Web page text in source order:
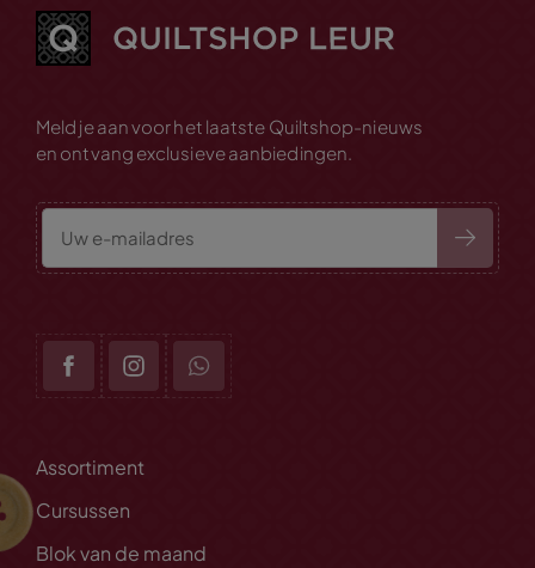
Meld je aan voor het laatste Quiltshop-nieuws
en ontvang exclusieve aanbiedingen.
Assortiment
Cursussen
Blok van de maand